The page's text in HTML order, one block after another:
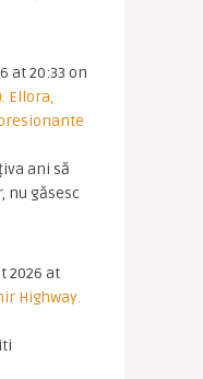
at 20:33 on
Ellora,
ani să
nu găsesc
2026 at
Highway.